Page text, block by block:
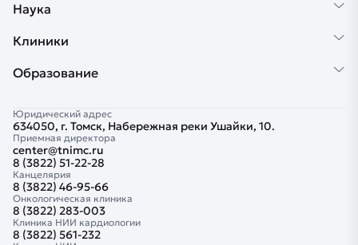
Наука
Клиники
Образование
Юридический адрес
634050, г. Томск, Набережная реки Ушайки, 10.
Приемная директора
center@tnimc.ru
8 (3822) 51-22-28
Канцелярия
8 (3822) 46-95-66
Онкологическая клиника
8 (3822) 283-003
Клиника НИИ кардиологии
8 (3822) 561-232